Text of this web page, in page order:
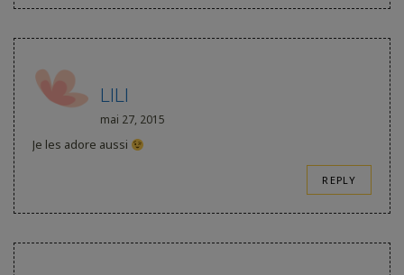
LILI
mai 27, 2015
Je les adore aussi
REPLY